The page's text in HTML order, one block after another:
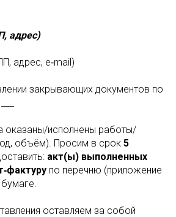
адрес)
адрес, e‑mail)
закрывающих документов по
оказаны/исполнены работы/
объём). Просим в срок 5
акт(ы) выполненных
по перечню (приложение
оставляем за собой